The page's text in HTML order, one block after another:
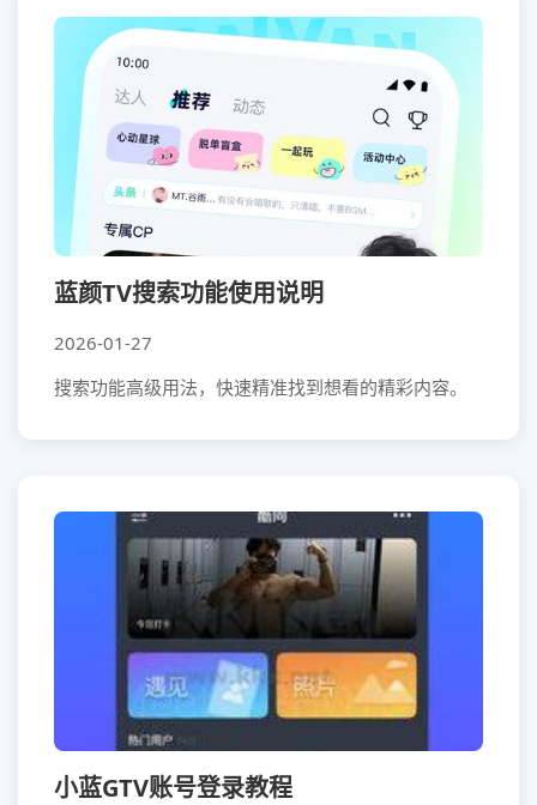
蓝颜TV搜索功能使用说明
2026-01-27
搜索功能高级用法，快速精准找到想看的精彩内容。
小蓝GTV账号登录教程